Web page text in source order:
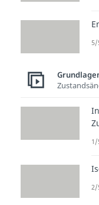
5/
1/
2/